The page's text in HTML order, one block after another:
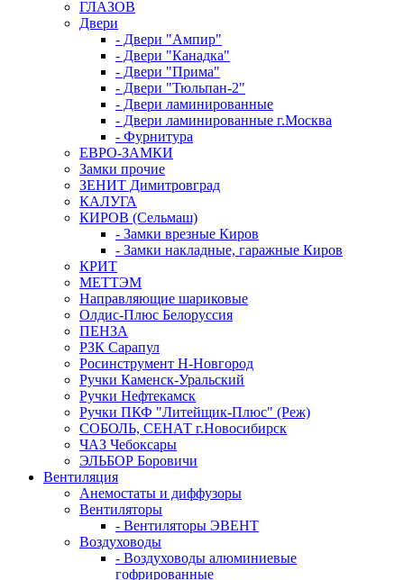
ГЛАЗОВ
Двери
- Двери "Ампир"
- Двери "Канадка"
- Двери "Прима"
- Двери "Тюльпан-2"
- Двери ламинированные
- Двери ламинированные г.Москва
- Фурнитура
ЕВРО-ЗАМКИ
Замки прочие
ЗЕНИТ Димитровград
КАЛУГА
КИРОВ (Сельмаш)
- Замки врезные Киров
- Замки накладные, гаражные Киров
КРИТ
МЕТТЭМ
Направляющие шариковые
Олдис-Плюс Белоруссия
ПЕНЗА
РЗК Сарапул
Росинструмент Н-Новгород
Ручки Каменск-Уральский
Ручки Нефтекамск
Ручки ПКФ "Литейщик-Плюс" (Реж)
СОБОЛЬ, СЕНАТ г.Новосибирск
ЧАЗ Чебоксары
ЭЛЬБОР Боровичи
Вентиляция
Анемостаты и диффузоры
Вентиляторы
- Вентиляторы ЭВЕНТ
Воздуховоды
- Воздуховоды алюминиевые
гофрированные